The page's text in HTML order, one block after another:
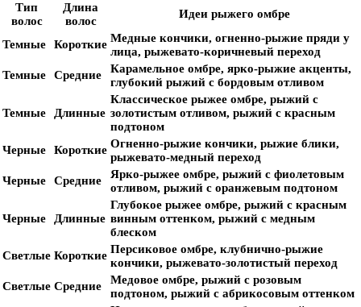
Тип
волос
Длина
волос
Идеи рыжего омбре
Темные Короткие Медные кончики, огненно-рыжие пряди у
лица, рыжевато-коричневый переход
Темные
Средние
Карамельное омбре, ярко-рыжие акценты,
глубокий рыжий с бордовым отливом
Темные Длинные
Классическое рыжее омбре, рыжий с
золотистым отливом, рыжий с красным
подтоном
Черные
Короткие Огненно-рыжие кончики, рыжие блики,
рыжевато-медный переход
Черные
Средние
Ярко-рыжее омбре, рыжий с фиолетовым
отливом, рыжий с оранжевым подтоном
Черные Длинные
Глубокое рыжее омбре, рыжий с красным
винным оттенком, рыжий с медным
блеском
Светлые Короткие Персиковое омбре, клубнично-рыжие
кончики, рыжевато-золотистый переход
Светлые Средние
Медовое омбре, рыжий с розовым
подтоном, рыжий с абрикосовым оттенком